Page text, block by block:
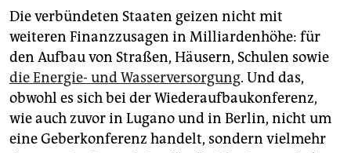
Die verbündeten Staaten geizen nicht mit
weiteren Finanzzusagen in Milliardenhöhe: für
den Aufbau von Straßen, Häusern, Schulen sowie
die Energie- und Wasserversorgung. Und das,
obwohl es sich bei der Wiederaufbaukonferenz,
wie auch zuvor in Lugano und in Berlin, nicht um
eine Geberkonferenz handelt, sondern vielmehr